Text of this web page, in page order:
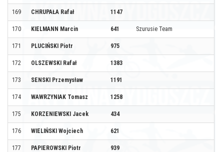
169 CHRUPAŁA Rafał 1147
170 KIELMANN Marcin 641 Szurusie Team
171 PLUCIŃSKI Piotr 975
172 OLSZEWSKI Rafał 1383
173 SENSKI Przemysław 1191
174 WAWRZYNIAK Tomasz 1258
175 KORZENIEWSKI Jacek 434
176 WIELIŃSKI Wojciech 621
177 PAPIEROWSKI Piotr 939